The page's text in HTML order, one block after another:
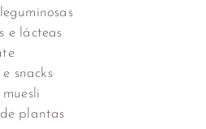
e lácteas
snacks
plantas